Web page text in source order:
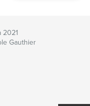
2021
Gauthier